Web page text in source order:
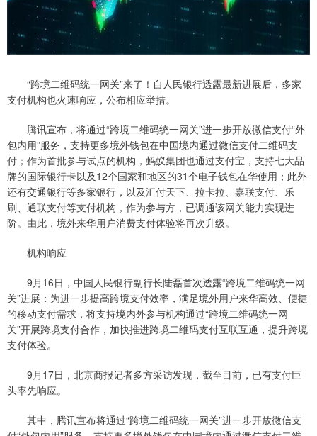
“跨境二维码统一网关”来了！自人民银行透露最新进展后，多家
支付机构也火速响应，公布相应举措。
腾讯宣布，将通过“跨境二维码统一网关”进一步开放微信支付“外
包内用”服务，支持更多境外钱包在中国境内通过微信支付二维码支
付；作为首批参与试点的机构，蚂蚁集团也通过支付宝，支持七大品
牌的国际银行卡以及12个国家和地区的31个电子钱包在华使用；此外
还有交通银行等多家银行，以及汇付天下、拉卡拉、嘉联支付、乐
刷、通联支付等支付机构，作为参与方，已调通该网关能力实现进
阶。由此，境外来华用户消费支付体验将再次升级。
机构响应
9月16日，中国人民银行副行长陆磊首次透露“跨境二维码统一网
关”进展：为进一步提高跨境支付效率，满足境外用户来华高效、便捷
的移动支付需求，将支持境内外参与机构通过“跨境二维码统一网
关”开展跨境支付合作，加快推进跨境二维码支付互联互通，提升跨境
支付体验。
9月17日，北京商报记者多方采访发现，截至目前，已有支付巨
头率先响应。
其中，腾讯宣布将通过“跨境二维码统一网关”进一步开放微信支